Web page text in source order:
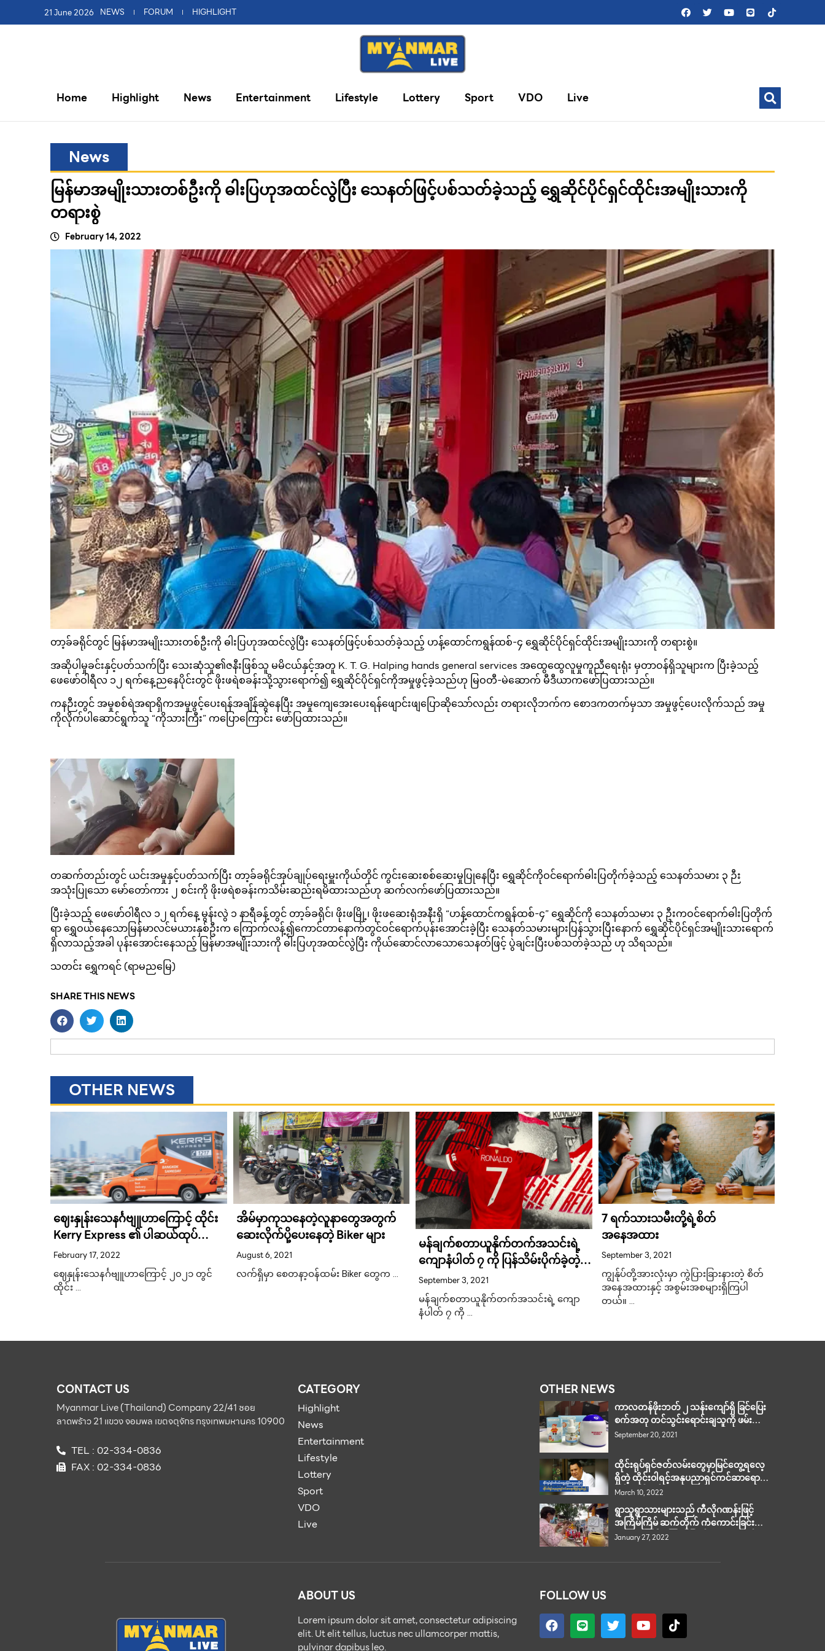
21 June 2026 NEWS FORUM HIGHLIGHT
Home Highlight News Entertainment Lifestyle Lottery Sport VDO Live
News
မြန်မာအမျိုးသားတစ်ဦးကို ဓါးပြဟုအထင်လွဲပြီး သေနတ်ဖြင့်ပစ်သတ်ခဲ့သည့် ရွှေဆိုင်ပိုင်ရှင်ထိုင်းအမျိုးသားကို
တရားစွဲ
February 14, 2022
တာ့ခ်ခရိုင်တွင် မြန်မာအမျိုးသားတစ်ဦးကို ဓါးပြဟုအထင်လွဲပြီး သေနတ်ဖြင့်ပစ်သတ်ခဲ့သည့် ဟန့်ထောင်ကရွန်ထစ်-၄ ရွှေဆိုင်ပိုင်ရှင်ထိုင်းအမျိုးသားကို တရားစွဲ။
အဆိုပါမှုခင်းနှင့်ပတ်သက်ပြီး သေးဆုံသူ၏ဇနီးဖြစ်သူ မမိငယ်နှင့်အတူ K. T. G. Halping hands general services အထွေထွေလူမှုကူညီရေးရုံး မှတာဝန်ရှိသူများက ပြီးခဲ့သည့်
ဖေဖော်ဝါရီလ ၁၂ ရက်နေ့ညနေပိုင်းတွင် ဖိုးဖရဲစခန်းသို့သွားရောက်၍ ရွှေဆိုင်ပိုင်ရှင်ကိုအမှုဖွင့်ခဲ့သည်ဟု မြဝတီ-မဲဆောက် မီဒီယာကဖော်ပြထားသည်။
ကနဉီးတွင် အမှုစစ်ရဲအရာရှိကအမှုဖွင့်ပေးရန်အချိန်ဆွဲနေပြီး အမှုကျေအေးပေးရန်ဖျောင်းဖျပြောဆိုသော်လည်း တရားလိုဘက်က စောဒကတက်မှသာ အမှုဖွင့်ပေးလိုက်သည် အမှု
ကိုလိုက်ပါဆောင်ရွက်သူ “ကိုသားကြီး” ကပြောကြောင်း ဖော်ပြထားသည်။
တဆက်တည်းတွင် ယင်းအမှုနှင့်ပတ်သက်ပြီး တာ့ခ်ခရိုင်အုပ်ချုပ်ရေးမှူးကိုယ်တိုင် ကွင်းဆေးစစ်ဆေးမှုပြုနေပြီး ရွှေဆိုင်ကိုဝင်ရောက်ဓါးပြတိုက်ခဲ့သည့် သေနတ်သမား ၃ ဉီး
အသုံးပြုသော မော်တော်ကား ၂ စင်းကို ဖိုးဖရဲစခန်းကသိမ်းဆည်းရမိထားသည်ဟု ဆက်လက်ဖော်ပြထားသည်။
ပြီးခဲ့သည့် ဖေဖော်ဝါရီလ ၁၂ ရက်နေ့ မွန်းလွဲ ၁ နာရီခန့်တွင် တာ့ခ်ခရိုင်၊ ဖိုးဖမြို့၊ ဖိုးဖဆေးရုံအနီးရှိ “ဟန့်ထောင်ကရွန်ထစ်-၄” ရွှေဆိုင်ကို သေနတ်သမား ၃ ဦးကဝင်ရောက်ဓါးပြတိုက်
ရာ ရွှေဝယ်နေသောမြန်မာလင်မယားနှစ်ဦးက ကြောက်လန့်၍ကောင်တာနောက်တွင်ဝင်ရောက်ပုန်းအောင်းခဲ့ပြီး သေနတ်သမားများပြန်သွားပြီးနောက် ရွှေဆိုင်ပိုင်ရှင်အမျိုးသားရောက်
ရှိလာသည့်အခါ ပုန်းအောင်းနေသည့် မြန်မာအမျိုးသားကို ဓါးပြဟုအထင်လွဲပြီး ကိုယ်ဆောင်လာသောသေနတ်ဖြင့် ပွဲချင်းပြီးပစ်သတ်ခဲ့သည် ဟု သိရသည်။
သတင်း ရွှေကရင် (ရာမညမြေ)
SHARE THIS NEWS
OTHER NEWS
ဈေးနှုန်းသေနင်္ဂဗျူဟာကြောင့် ထိုင်း
Kerry Express ၏ ပါဆယ်ထုပ်
ပို့ဆောင်မှု ၃၀% တိုးတက် ခဲ့
သော်လည်း အမြတ်ငွေ ၉၆.၇% ထိုး
ကျ
February 17, 2022
ဈေနှုန်းသေနင်္ဂဗျူဟာကြောင့် ၂၀၂၁ တွင်
ထိုင်း …
အိမ်မှာကုသနေတဲ့လူနာတွေအတွက်
ဆေးလိုက်ပို့ပေးနေတဲ့ Biker များ
August 6, 2021
လက်ရှိမှာ စေတနာ့ဝန်ထမ်း Biker တွေက …
မန်ချက်စတာယူနိုက်တက်အသင်းရဲ့
ကျောနံပါတ် ၇ ကို ပြန်သိမ်းပိုက်ခဲ့တဲ့
ရိုနာလ်ဒို
September 3, 2021
မန်ချက်စတာယူနိုက်တက်အသင်းရဲ့ ကျော
နံပါတ် ၇ ကို …
7 ရက်သားသမီးတို့ရဲ့စိတ်
အနေအထား
September 3, 2021
ကျွန်ုပ်တို့အားလုံးမှာ ကွဲပြားခြားနားတဲ့ စိတ်
အနေအထားနှင့် အစွမ်းအစများရှိကြပါ
တယ်။ …
CONTACT US
Myanmar Live (Thailand) Company 22/41 ซอย
ลาดพร้าว 21 แขวง จอมพล เขตจตุจักร กรุงเทพมหานคร 10900
TEL : 02-334-0836
FAX : 02-334-0836
CATEGORY
Highlight
News
Entertainment
Lifestyle
Lottery
Sport
VDO
Live
OTHER NEWS
ကာလတန်ဖိုးဘတ် ၂ သန်းကျော်ရှိ ခြင်ပြေး
စက်အတု တင်သွင်းရောင်းချသူကို ဖမ်းဆီး
အရေးယူ
September 20, 2021
ထိုင်းရုပ်ရှင်ဇတ်လမ်းတွေမှာမြင်တွေ့ရလေ့
ရှိတဲ့ ထိုင်းဝါရင့်အနုပညာရှင်ကင်ဆာရောဂါ
ဖြင့်ကွယ်လွန် !
March 10, 2022
ရွာသူရွာသားများသည် ကီလိုဂဏန်းဖြင့်
အကြိမ်ကြိမ် ဆက်တိုက် ကံကောင်းခြင်း
များ ရရှိကြပြီး ကြက်ပြုတ်များကို ပူဇော်
January 27, 2022
ABOUT US
Lorem ipsum dolor sit amet, consectetur adipiscing
elit. Ut elit tellus, luctus nec ullamcorper mattis,
pulvinar dapibus leo.
FOLLOW US